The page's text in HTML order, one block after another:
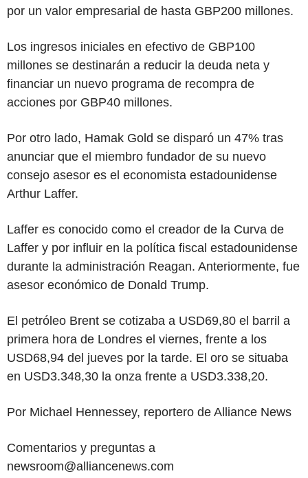
por un valor empresarial de hasta GBP200 millones.
Los ingresos iniciales en efectivo de GBP100
millones se destinarán a reducir la deuda neta y
financiar un nuevo programa de recompra de
acciones por GBP40 millones.
Por otro lado, Hamak Gold se disparó un 47% tras
anunciar que el miembro fundador de su nuevo
consejo asesor es el economista estadounidense
Arthur Laffer.
Laffer es conocido como el creador de la Curva de
Laffer y por influir en la política fiscal estadounidense
durante la administración Reagan. Anteriormente, fue
asesor económico de Donald Trump.
El petróleo Brent se cotizaba a USD69,80 el barril a
primera hora de Londres el viernes, frente a los
USD68,94 del jueves por la tarde. El oro se situaba
en USD3.348,30 la onza frente a USD3.338,20.
Por Michael Hennessey, reportero de Alliance News
Comentarios y preguntas a
newsroom@alliancenews.com